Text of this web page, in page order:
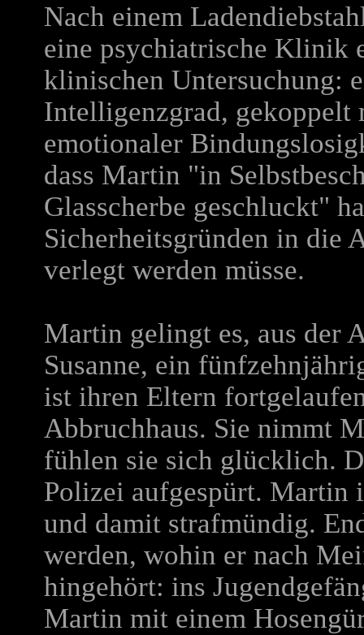
Nach einem
eine psychiatrische Klinik
klinischen Untersuchung:
Intelligenzgrad, gekoppelt
emotionaler
dass Martin "in
Glasscherbe geschluckt"
Sicherheitsgründen in die
verlegt werden müsse.
Martin gelingt es, aus der
Susanne, ein
ist ihren Eltern
Abbruchhaus. Sie nimmt
fühlen sie sich glücklich.
Polizei aufgespürt. Martin
und damit strafmündig.
werden, wohin er nach
hingehört: ins
Martin mit einem